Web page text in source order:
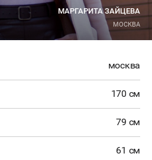
МАРГАРИТА ЗАЙЦЕВА
МОСКВА
москва
170 см
79 см
61 см